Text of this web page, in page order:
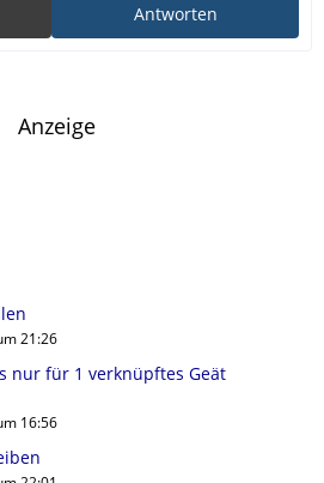
Antworten
Anzeige
21:26
nur für 1 verknüpftes Geät
16:56